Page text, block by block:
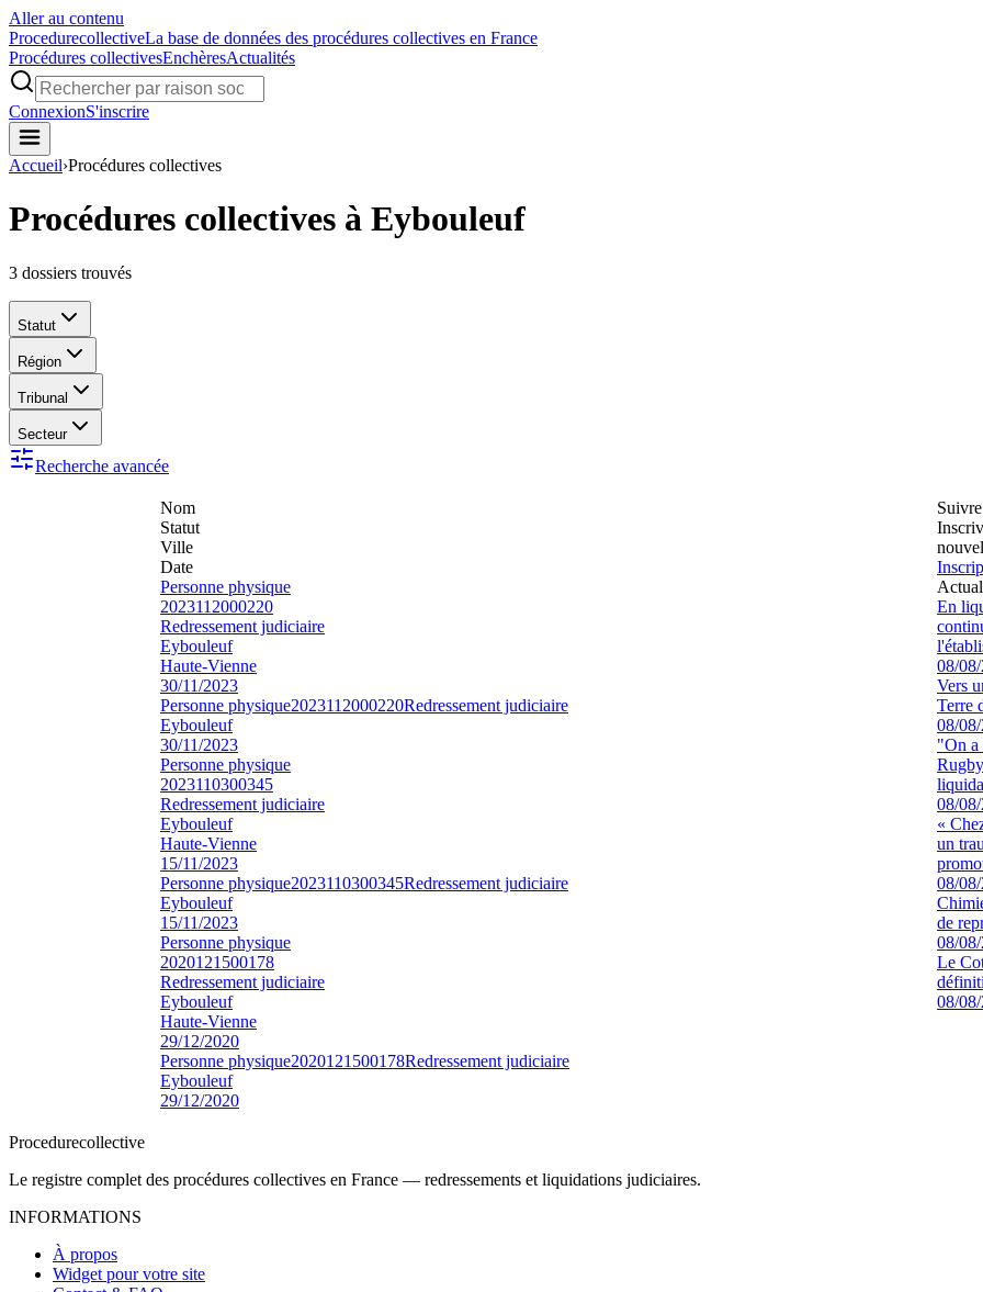
Aller au contenu
ProcedurecollectiveLa base de données des procédures collectives en France
Procédures collectivesEnchèresActualités
ConnexionS'inscrire
Accueil›Procédures collectives
Procédures collectives à Eybouleuf
3 dossiers trouvés
Statut
Région
Tribunal
Secteur
Recherche avancée
Nom
Statut
Ville
Date
Personne physique
2023112000220
Redressement judiciaire
Eybouleuf
Haute-Vienne
30/11/2023
Personne physique2023112000220Redressement judiciaire
Eybouleuf
30/11/2023
Personne physique
2023110300345
Redressement judiciaire
Eybouleuf
Haute-Vienne
15/11/2023
Personne physique2023110300345Redressement judiciaire
Eybouleuf
15/11/2023
Personne physique
2020121500178
Redressement judiciaire
Eybouleuf
Haute-Vienne
29/12/2020
Personne physique2020121500178Redressement judiciaire
Eybouleuf
29/12/2020
En
08/
Vers
Terre
08/
"On a
08/
«
un
08/
de
08/
Le
08/
Procedurecollective
Le registre complet des procédures collectives en France — redressements et liquidations judiciaires.
INFORMATIONS
À propos
Widget pour votre site